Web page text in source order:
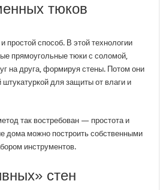
тюков
простой способ. В этой технологии
прямоугольные тюки с соломой,
на друга, формируя стены. Потом они
для защиты от влаги и
так востребован — простота и
дома можно построить собственными
инструментов.
стен